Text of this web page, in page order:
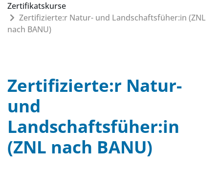
Zertifikatskurse
Zertifizierte:r Natur- und Landschaftsfüher:in (ZNL
nach BANU)
Zertifizierte:r Natur-
und
Landschaftsfüher:in
(ZNL nach BANU)